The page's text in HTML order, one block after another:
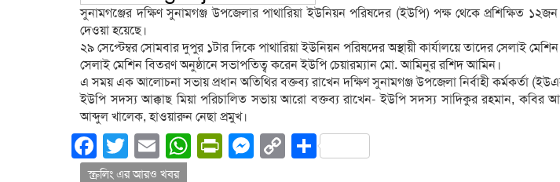
সুনামগঞ্জের দক্ষিণ সুনামগঞ্জ উপজেলার পাথারিয়া ইউনিয়ন পরিষদের (ইউপি) পক্ষ থেকে প্রশিক্ষিত
দেওয়া হয়েছে।
২৯ সেপ্টেম্বর সোমবার দুপুর ১টার দিকে পাথারিয়া ইউনিয়ন পরিষদের অস্থায়ী কার্যালয়ে তাদের সেলাই
সেলাই মেশিন বিতরণ অনুষ্ঠানে সভাপতিত্ব করেন ইউপি চেয়ারম্যান মো. আমিনুর রশিদ আমিন।
এ সময় এক আলোচনা সভায় প্রধান অতিথির বক্তব্য রাখেন দক্ষিণ সুনামগঞ্জ উপজেলা নির্বাহী কর্মকর্তা
ইউপি সদস্য আক্কাছ মিয়া পরিচালিত সভায় আরো বক্তব্য রাখেন- ইউপি সদস্য সাদিকুর রহমান, কবির
আব্দুল খালেক, হাওয়ারুন নেছা প্রমুখ।
Facebook
Twitter
EmailWhatsApp
PrintFriendly
Messenger
CopyShare
স্ক্রলিং এর আরও খবর